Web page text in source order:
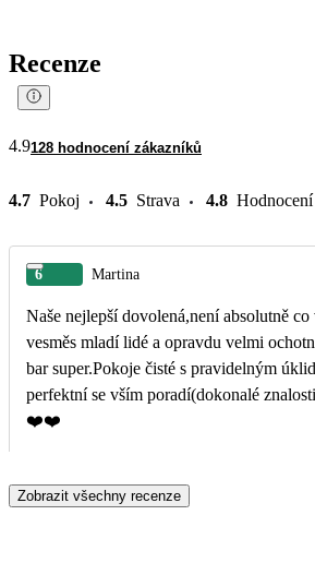
Recenze
4.9128 hodnocení zákazníků
4.7 Pokoj 4.5 Strava 4.8 Hodnocení
6 Martina
Naše nejlepší dovolená,není absolutně
vesměs mladí lidé a opravdu velmi
bar super.Pokoje čisté s pravidelným
perfektní se vším poradí(dokonalé
❤️❤️
Zobrazit všechny recenze